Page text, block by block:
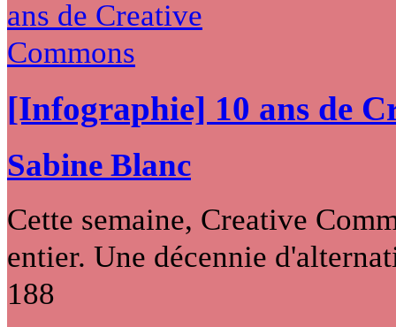
[Infographie] 10 ans de
Sabine Blanc
Cette semaine, Creative
entier. Une décennie
188